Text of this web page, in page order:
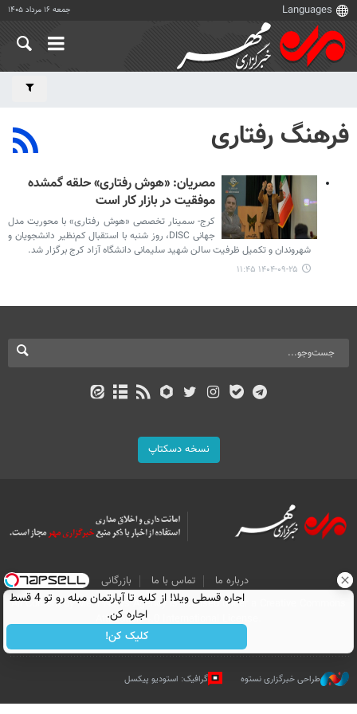
جمعه ۱۶ مرداد ۱۴۰۵
فرهنگ رفتاری
مصریان: «هوش رفتاری» حلقه گمشده
موفقیت در بازار کار است
کرج- سمینار تخصصی «هوش رفتاری» با محوریت مدل
جهانی DISC، روز شنبه با استقبال کم‌نظیر دانشجویان و
شهروندان و تکمیل ظرفیت سالن شهید سلیمانی دانشگاه آزاد کرج برگزار شد.
۱۴۰۴-۰۹-۲۵ ۱۱:۴۵
نسخه دسکتاپ
درباره ما تماس با ما
بازرگانی
All Content by Mehr News Agency is licensed under a Creative Commons
Attribution 4.0 International License.
طراحی خبرگزاری نستوه گرافیک: استودیو پیکسل
اجاره‌ قسطی ویلا! از کلبه تا آپارتمان مبله رو تو 4 قسط
اجاره کن.
کلیک کن!